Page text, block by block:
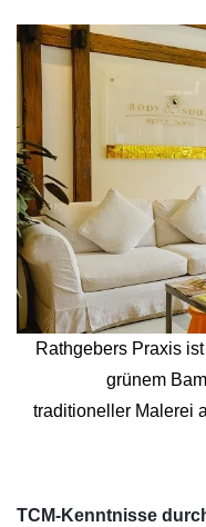
Rathgebers Praxis
grünem
traditioneller Malerei
​TCM-Kenntnisse